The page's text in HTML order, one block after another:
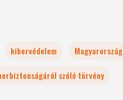
kibervédelem
Magyarország
szóló törvény